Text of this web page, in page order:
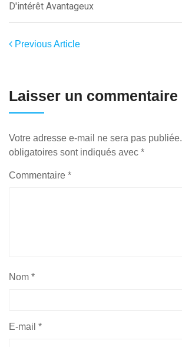
D'intérêt Avantageux
Previous Article
Laisser un commentaire
Votre adresse e-mail ne sera pas publiée.
obligatoires sont indiqués avec *
Commentaire *
Nom *
E-mail *